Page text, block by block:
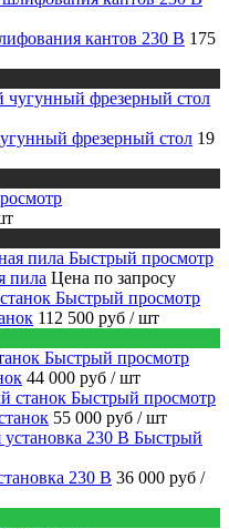
кантов 230 В 175
фрезерный стол 19
Быстрый просмотр
пила Цена по запросу
Быстрый просмотр
112 500 руб / шт
Быстрый просмотр
44 000 руб / шт
Быстрый просмотр
55 000 руб / шт
Быстрый
230 В 36 000 руб /